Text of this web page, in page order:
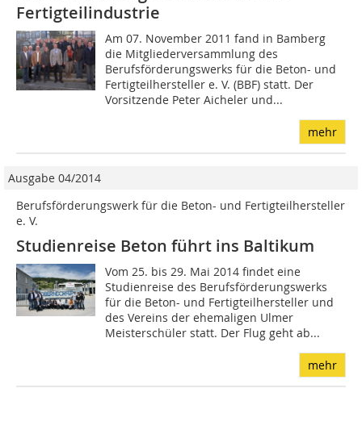
Fertigteilindustrie
Am 07. November 2011 fand in Bamberg
die Mitgliederversammlung des
Berufsförderungswerks für die Beton- und
Fertigteilhersteller e. V. (BBF) statt. Der
Vorsitzende Peter Aicheler und...
mehr
Ausgabe 04/2014
Berufsförderungswerk für die Beton- und Fertigteilhersteller
e. V.
Studienreise Beton führt ins Baltikum
Vom 25. bis 29. Mai 2014 findet eine
Studienreise des Berufsförderungswerks
für die Beton- und Fertigteilhersteller und
des Vereins der ehemaligen Ulmer
Meisterschüler statt. Der Flug geht ab...
mehr